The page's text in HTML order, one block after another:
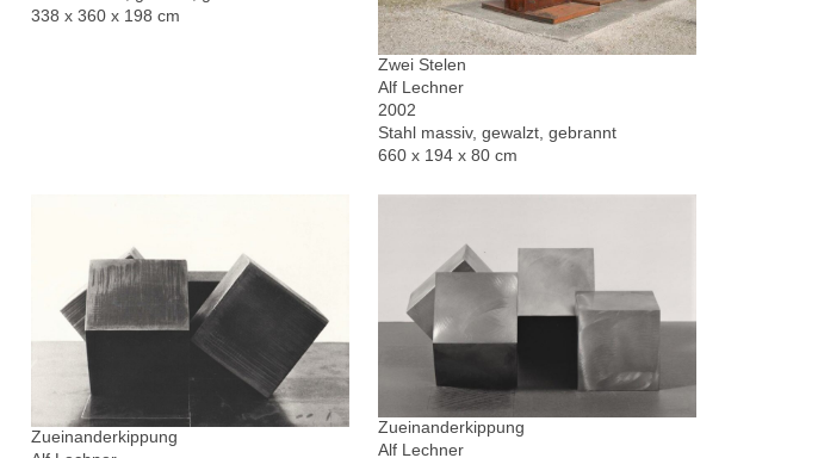
338 x 360 x 198 cm
Zwei Stelen
Alf Lechner
2002
Stahl massiv, gewalzt, gebrannt
660 x 194 x 80 cm
Zueinanderkippung
Zueinanderkippung
Alf Lechner